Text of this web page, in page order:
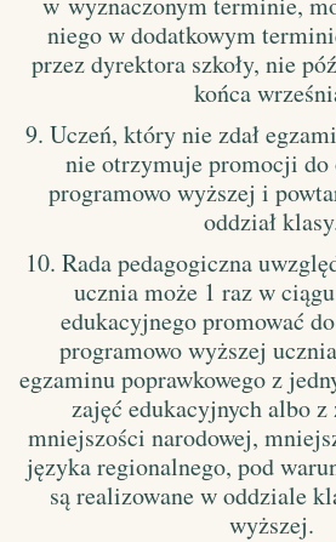
niego w dodatkowym
przez dyrektora szkoły, nie
końca
9. Uczeń, który nie zdał
nie otrzymuje promocji do
programowo wyższej i
oddział
10. Rada pedagogiczna
ucznia może 1 raz w
edukacyjnego promować
programowo wyższej
egzaminu poprawkowego z
zajęć edukacyjnych albo
mniejszości narodowej,
języka regionalnego, pod
są realizowane w oddziale
wyższej.